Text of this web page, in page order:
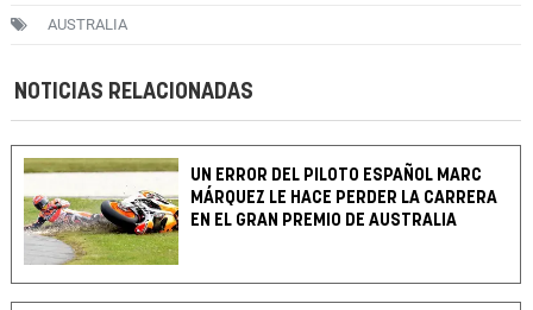
AUSTRALIA
NOTICIAS RELACIONADAS
UN ERROR DEL PILOTO ESPAÑOL MARC
MÁRQUEZ LE HACE PERDER LA CARRERA
EN EL GRAN PREMIO DE AUSTRALIA